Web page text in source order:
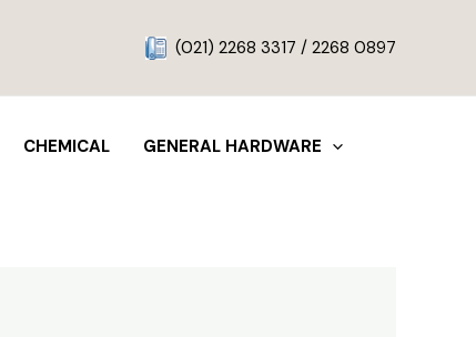
(021) 2268 3317 / 2268 0897
CHEMICAL GENERAL HARDWARE